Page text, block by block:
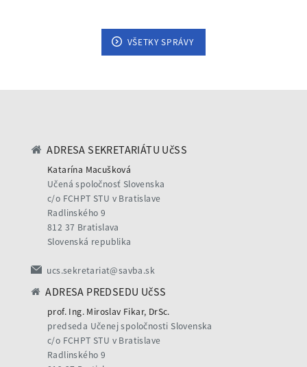
VŠETKY SPRÁVY
ADRESA SEKRETARIÁTU UčSS
Katarína Macušková
Učená spoločnosť Slovenska
c/o FCHPT STU v Bratislave
Radlinského 9
812 37 Bratislava
Slovenská republika
ucs.sekretariat@savba.sk
ADRESA PREDSEDU UčSS
prof. Ing. Miroslav Fikar, DrSc.
predseda Učenej spoločnosti Slovenska
c/o FCHPT STU v Bratislave
Radlinského 9